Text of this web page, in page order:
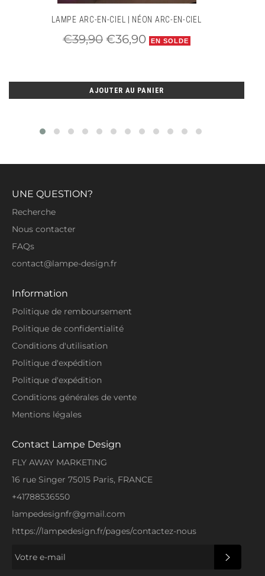
LAMPE ARC-EN-CIEL | NÉON ARC-EN-CIEL
Prix
€39,90 Prix
€36,90 EN SOLDE
AJOUTER AU PANIER
UNE QUESTION?
Recherche
Nous contacter
FAQs
contact@lampe-design.fr
Information
Politique de remboursement
Politique de confidentialité
Conditions d'utilisation
Politique d'expédition
Politique d'expédition
Conditions générales de vente
Mentions légales
Contact Lampe Design
FLY AWAY MARKETING
16 rue Singer 75015 Paris, FRANCE
+41788536550
lampedesignfr@gmail.com
https://lampedesign.fr/pages/contactez-nous